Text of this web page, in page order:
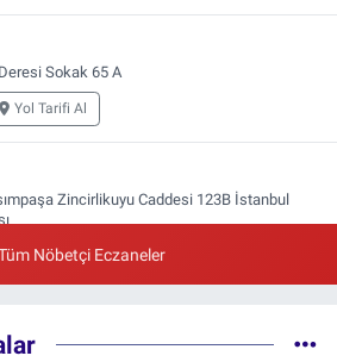
Sokak 65 A
Yol Tarifi Al
Zincirlikuyu Caddesi 123B İstanbul
Yol Tarifi Al
Nöbetçi Eczaneler